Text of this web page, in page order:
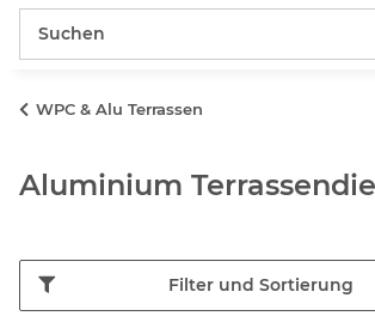
WPC & Alu Terrassen
Aluminium
Filter und Sortierung